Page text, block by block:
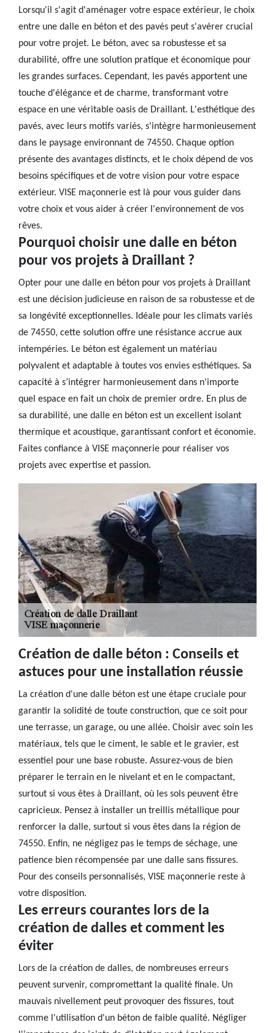
Lorsqu'il s'agit d'aménager votre espace extérieur, le choix
entre une dalle en béton et des pavés peut s'avérer crucial
pour votre projet. Le béton, avec sa robustesse et sa
durabilité, offre une solution pratique et économique pour
les grandes surfaces. Cependant, les pavés apportent une
touche d'élégance et de charme, transformant votre
espace en une véritable oasis de Draillant. L'esthétique des
pavés, avec leurs motifs variés, s'intègre harmonieusement
dans le paysage environnant de 74550. Chaque option
présente des avantages distincts, et le choix dépend de vos
besoins spécifiques et de votre vision pour votre espace
extérieur. VISE maçonnerie est là pour vous guider dans
votre choix et vous aider à créer l'environnement de vos
rêves.
Pourquoi choisir une dalle en béton
pour vos projets à Draillant ?
Opter pour une dalle en béton pour vos projets à Draillant
est une décision judicieuse en raison de sa robustesse et de
sa longévité exceptionnelles. Idéale pour les climats variés
de 74550, cette solution offre une résistance accrue aux
intempéries. Le béton est également un matériau
polyvalent et adaptable à toutes vos envies esthétiques. Sa
capacité à s’intégrer harmonieusement dans n'importe
quel espace en fait un choix de premier ordre. En plus de
sa durabilité, une dalle en béton est un excellent isolant
thermique et acoustique, garantissant confort et économie.
Faites confiance à VISE maçonnerie pour réaliser vos
projets avec expertise et passion.
Création de dalle béton : Conseils et
astuces pour une installation réussie
La création d'une dalle béton est une étape cruciale pour
garantir la solidité de toute construction, que ce soit pour
une terrasse, un garage, ou une allée. Choisir avec soin les
matériaux, tels que le ciment, le sable et le gravier, est
essentiel pour une base robuste. Assurez-vous de bien
préparer le terrain en le nivelant et en le compactant,
surtout si vous êtes à Draillant, où les sols peuvent être
capricieux. Pensez à installer un treillis métallique pour
renforcer la dalle, surtout si vous êtes dans la région de
74550. Enfin, ne négligez pas le temps de séchage, une
patience bien récompensée par une dalle sans fissures.
Pour des conseils personnalisés, VISE maçonnerie reste à
votre disposition.
Les erreurs courantes lors de la
création de dalles et comment les
éviter
Lors de la création de dalles, de nombreuses erreurs
peuvent survenir, compromettant la qualité finale. Un
mauvais nivellement peut provoquer des fissures, tout
comme l'utilisation d'un béton de faible qualité. Négliger